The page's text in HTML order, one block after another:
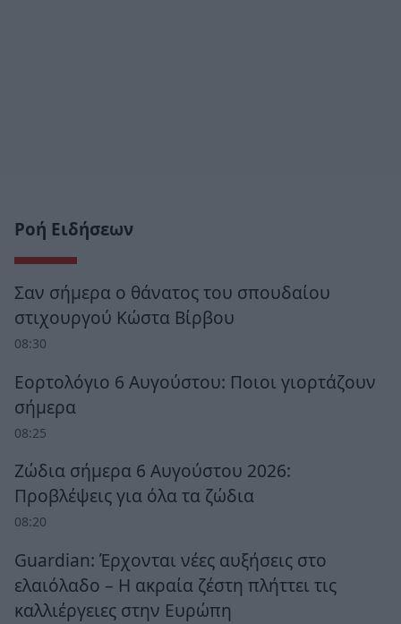
Ροή Ειδήσεων
Σαν σήμερα ο θάνατος του σπουδαίου
στιχουργού Κώστα Βίρβου
08:30
Εορτολόγιο 6 Αυγούστου: Ποιοι γιορτάζουν
σήμερα
08:25
Ζώδια σήμερα 6 Αυγούστου 2026:
Προβλέψεις για όλα τα ζώδια
08:20
Guardian: Έρχονται νέες αυξήσεις στο
ελαιόλαδο – Η ακραία ζέστη πλήττει τις
καλλιέργειες στην Ευρώπη